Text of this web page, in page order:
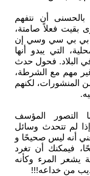
أن نتفهم
بقيت فعلاً صامتة،
بي بي سي وسي إن
التي يبدو أنها
البلاد. فحول حدث
مهم مع الشرطة،
المنشورات، لكنهم
التصور المؤسف
لم تتحدث وسائل
أنه ليس صحيحًا و
فيمكنك أن تغرد
المرء وكأنه
من خداعه!!!